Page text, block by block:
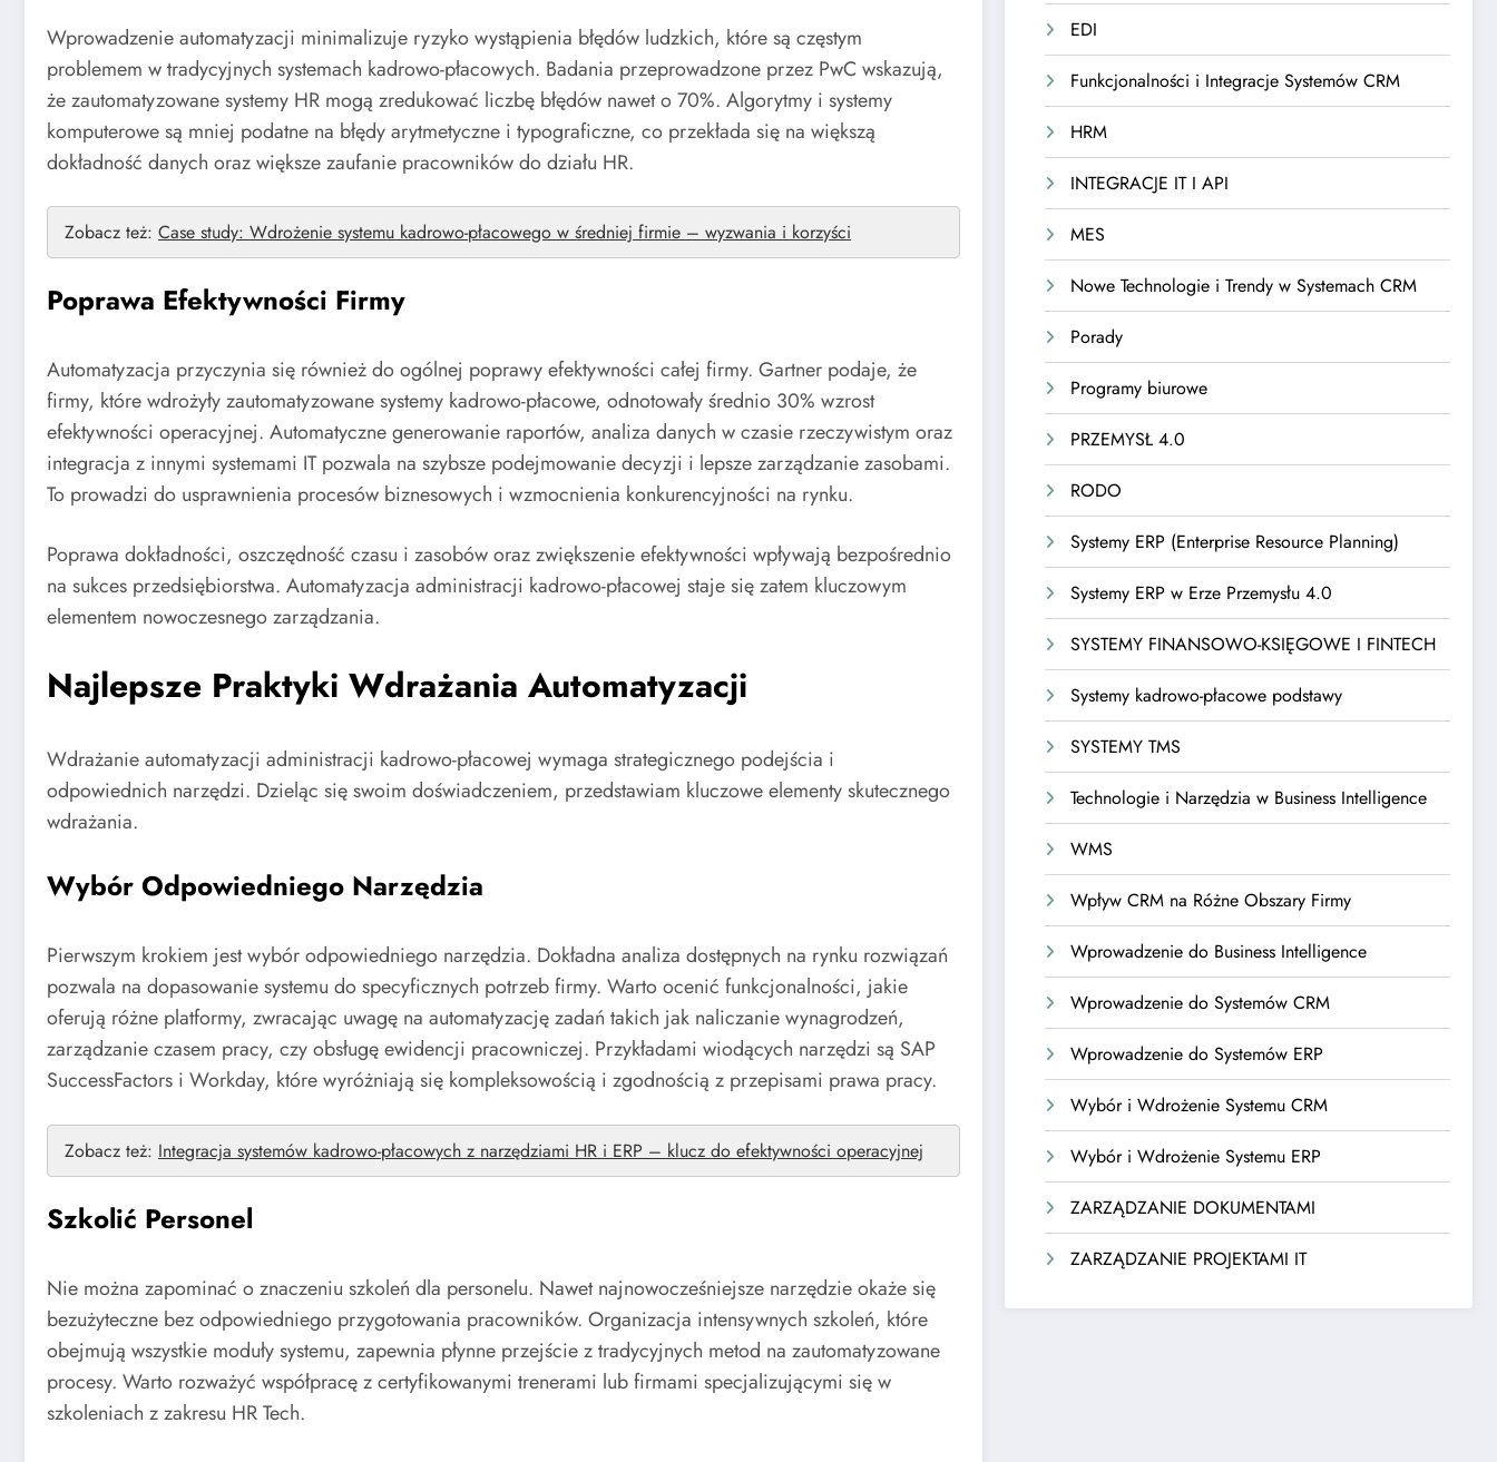
Wprowadzenie automatyzacji minimalizuje ryzyko wystąpienia błędów ludzkich, które są częstym
problemem w tradycyjnych systemach kadrowo-płacowych. Badania przeprowadzone przez PwC wskazują,
że zautomatyzowane systemy HR mogą zredukować liczbę błędów nawet o 70%. Algorytmy i systemy
komputerowe są mniej podatne na błędy arytmetyczne i typograficzne, co przekłada się na większą
dokładność danych oraz większe zaufanie pracowników do działu HR.
Zobacz też: Case study: Wdrożenie systemu kadrowo-płacowego w średniej firmie – wyzwania i korzyści
Poprawa Efektywności Firmy
Automatyzacja przyczynia się również do ogólnej poprawy efektywności całej firmy. Gartner podaje, że
firmy, które wdrożyły zautomatyzowane systemy kadrowo-płacowe, odnotowały średnio 30% wzrost
efektywności operacyjnej. Automatyczne generowanie raportów, analiza danych w czasie rzeczywistym oraz
integracja z innymi systemami IT pozwala na szybsze podejmowanie decyzji i lepsze zarządzanie zasobami.
To prowadzi do usprawnienia procesów biznesowych i wzmocnienia konkurencyjności na rynku.
Poprawa dokładności, oszczędność czasu i zasobów oraz zwiększenie efektywności wpływają bezpośrednio
na sukces przedsiębiorstwa. Automatyzacja administracji kadrowo-płacowej staje się zatem kluczowym
elementem nowoczesnego zarządzania.
Najlepsze Praktyki Wdrażania Automatyzacji
Wdrażanie automatyzacji administracji kadrowo-płacowej wymaga strategicznego podejścia i
odpowiednich narzędzi. Dzieląc się swoim doświadczeniem, przedstawiam kluczowe elementy skutecznego
wdrażania.
Wybór Odpowiedniego Narzędzia
Pierwszym krokiem jest wybór odpowiedniego narzędzia. Dokładna analiza dostępnych na rynku rozwiązań
pozwala na dopasowanie systemu do specyficznych potrzeb firmy. Warto ocenić funkcjonalności, jakie
oferują różne platformy, zwracając uwagę na automatyzację zadań takich jak naliczanie wynagrodzeń,
zarządzanie czasem pracy, czy obsługę ewidencji pracowniczej. Przykładami wiodących narzędzi są SAP
SuccessFactors i Workday, które wyróżniają się kompleksowością i zgodnością z przepisami prawa pracy.
Zobacz też: Integracja systemów kadrowo-płacowych z narzędziami HR i ERP – klucz do efektywności operacyjnej
Szkolić Personel
Nie można zapominać o znaczeniu szkoleń dla personelu. Nawet najnowocześniejsze narzędzie okaże się
bezużyteczne bez odpowiedniego przygotowania pracowników. Organizacja intensywnych szkoleń, które
obejmują wszystkie moduły systemu, zapewnia płynne przejście z tradycyjnych metod na zautomatyzowane
procesy. Warto rozważyć współpracę z certyfikowanymi trenerami lub firmami specjalizującymi się w
szkoleniach z zakresu HR Tech.
EDI
Funkcjonalności i Integracje Systemów CRM
HRM
INTEGRACJE IT I API
MES
Nowe Technologie i Trendy w Systemach CRM
Porady
Programy biurowe
PRZEMYSŁ 4.0
RODO
Systemy ERP (Enterprise Resource Planning)
Systemy ERP w Erze Przemysłu 4.0
SYSTEMY FINANSOWO-KSIĘGOWE I FINTECH
Systemy kadrowo-płacowe podstawy
SYSTEMY TMS
Technologie i Narzędzia w Business Intelligence
WMS
Wpływ CRM na Różne Obszary Firmy
Wprowadzenie do Business Intelligence
Wprowadzenie do Systemów CRM
Wprowadzenie do Systemów ERP
Wybór i Wdrożenie Systemu CRM
Wybór i Wdrożenie Systemu ERP
ZARZĄDZANIE DOKUMENTAMI
ZARZĄDZANIE PROJEKTAMI IT